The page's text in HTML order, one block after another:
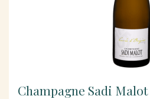
Champagne Sadi Malot